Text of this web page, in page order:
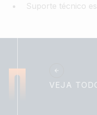
Suporte técnico
VEJA